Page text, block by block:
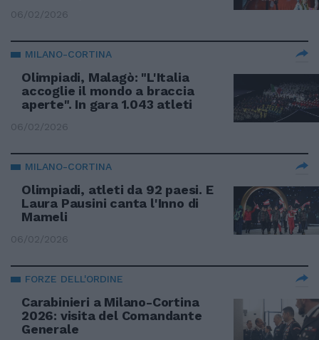
06/02/2026
MILANO-CORTINA
Olimpiadi, Malagò: "L'Italia
accoglie il mondo a braccia
aperte". In gara 1.043 atleti
06/02/2026
MILANO-CORTINA
Olimpiadi, atleti da 92 paesi. E
Laura Pausini canta l'Inno di
Mameli
06/02/2026
FORZE DELL'ORDINE
Carabinieri a Milano-Cortina
2026: visita del Comandante
Generale